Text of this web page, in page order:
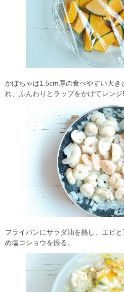
かぼちゃは1.5cm厚の食べやすい大き
れ、ふんわりとラップをかけてレンジ
フライパンにサラダ油を熱し、エビ
め塩コショウを振る。